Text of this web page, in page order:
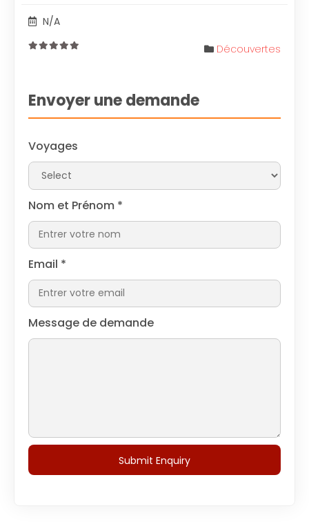
N/A
Découvertes
Envoyer une demande
Voyages
Nom et Prénom *
Email *
Message de demande